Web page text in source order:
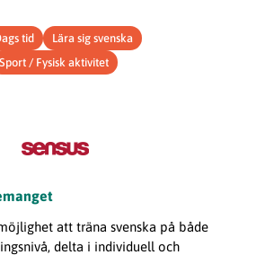
tid
Lära sig svenska
Sport / Fysisk aktivitet
att träna svenska på både
delta i individuell och